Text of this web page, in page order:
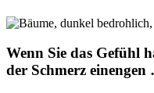
Wenn Sie das Gefühl
der Schmerz